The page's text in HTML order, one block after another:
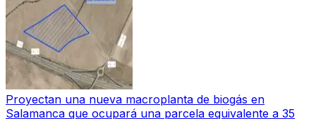
Proyectan una nueva macroplanta de biogás en
Salamanca que ocupará una parcela equivalente a 35